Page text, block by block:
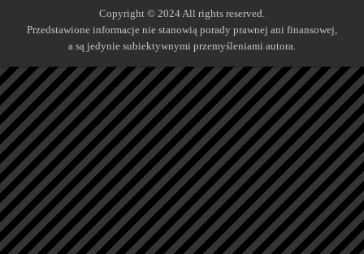
Copyright © 2024 All rights reserved.
Przedstawione informacje nie stanowią porady prawnej ani finansowej,
a są jedynie subiektywnymi przemyśleniami autora.